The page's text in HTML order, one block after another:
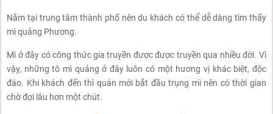
Nằm tại trung tâm thành phố nên du khách có thể dễ dàng tìm thấy
mì quảng Phương.
Mì ở đây có công thức gia truyền được được truyền qua nhiều đời. Vì
vậy, những tô mì quảng ở đây luôn có một hương vị khác biệt, độc
đáo. Khi khách đến thì quán mới bắt đầu trụng mì nên có thời gian
chờ đợi lâu hơn một chút.